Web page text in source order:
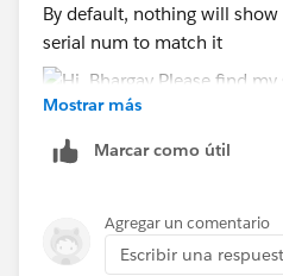
By default, nothing will
serial num to match it
Hope this helps
Mostrar más
Marcar como útil
Agregar un comentario
Escribir una